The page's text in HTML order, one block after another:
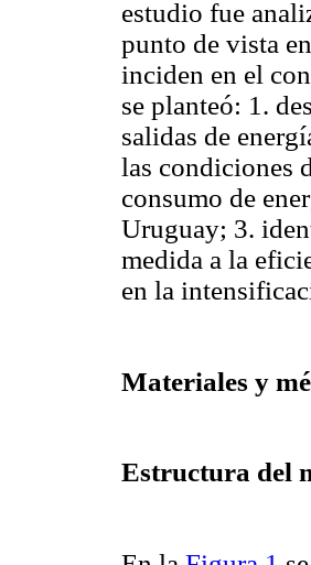
estudio fue
punto de vista
inciden en el
se planteó: 1.
salidas de
las condiciones
consumo de
Uruguay; 3.
medida a la
en la
Materiales y
Estructura del